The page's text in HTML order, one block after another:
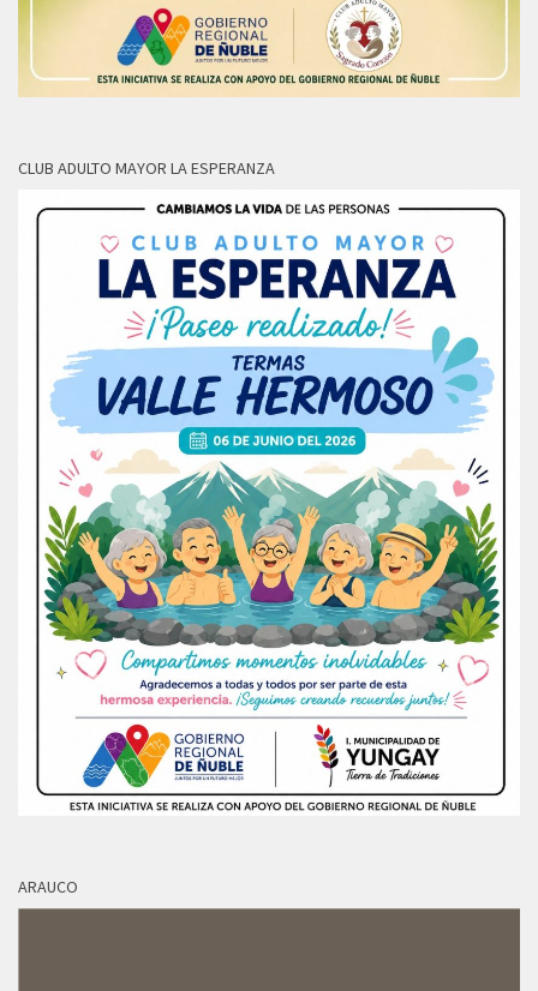
CLUB ADULTO MAYOR LA ESPERANZA
ARAUCO